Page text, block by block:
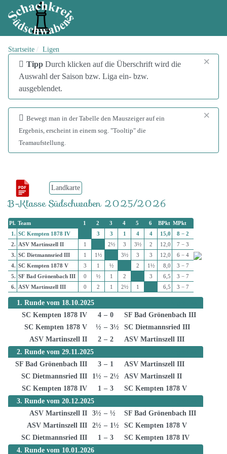
Startseite Ligen
×
infoTipp Durch klicken auf die Überschrift wird die
Auswahl der Saison bzw. Liga ein- bzw.
ausgeblendet.
×
addinfo
Bewegt man in der Tabelle den Mauszeiger auf ein
Ergebnis, erscheint in einem sog. "Tooltip" die
Teamaufstellung.
B-Klasse Südschwaben 2025/2026
Landkarte
Pl. Team 1 2 3 4 5 6 BPkt MPkt
1. SC Kempten 1878 IV 3 3 1 4 4 15,0
8 − 2
2. ASV Martinszell II 1 2½ 3 3½ 2 12,0
7 − 3
3. SC Dietmannsried III 1 1½ 3½ 3 3 12,0
6 − 4
4. SC Kempten 1878 V 3 1 ½ 2 1½ 8,0
3 − 7
5. SF Bad Grönenbach III 0 ½ 1 2 3 6,5
3 − 7
6. ASV Martinszell III 0 2 1 2½ 1 6,5 3 − 7
1. Runde vom 18.10.2025
SC Kempten 1878 IV 4 – 0
SF Bad Grönenbach III
SC Kempten 1878 V
½ – 3½
SC Dietmannsried III
ASV Martinszell II
2 – 2
ASV Martinszell III
2. Runde vom 29.11.2025
SF Bad Grönenbach III 3 – 1
ASV Martinszell III
SC Dietmannsried III
1½ – 2½
ASV Martinszell II
SC Kempten 1878 IV
1 – 3
SC Kempten 1878 V
3. Runde vom 20.12.2025
ASV Martinszell II 3½ – ½
SF Bad Grönenbach III
ASV Martinszell III
2½ – 1½
SC Kempten 1878 V
SC Dietmannsried III
1 – 3
SC Kempten 1878 IV
4. Runde vom 10.01.2026